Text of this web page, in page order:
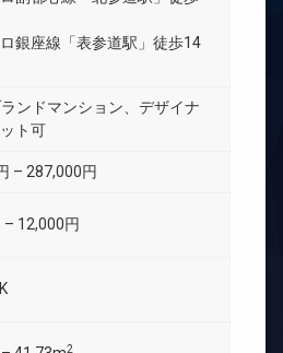
銀座線「表参道駅」徒歩14
ランドマンション、デザイナ
ト可
– 287,000円
– 12,000円
2